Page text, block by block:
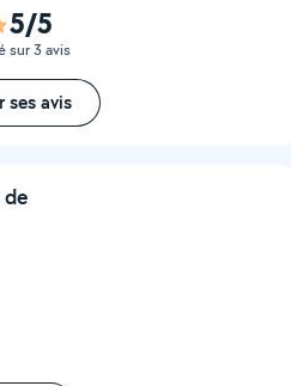
5/5
sur 3 avis
ses avis
de